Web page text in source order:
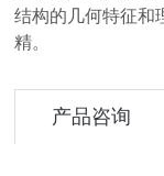
结构的几何特征和
精。
产品咨询